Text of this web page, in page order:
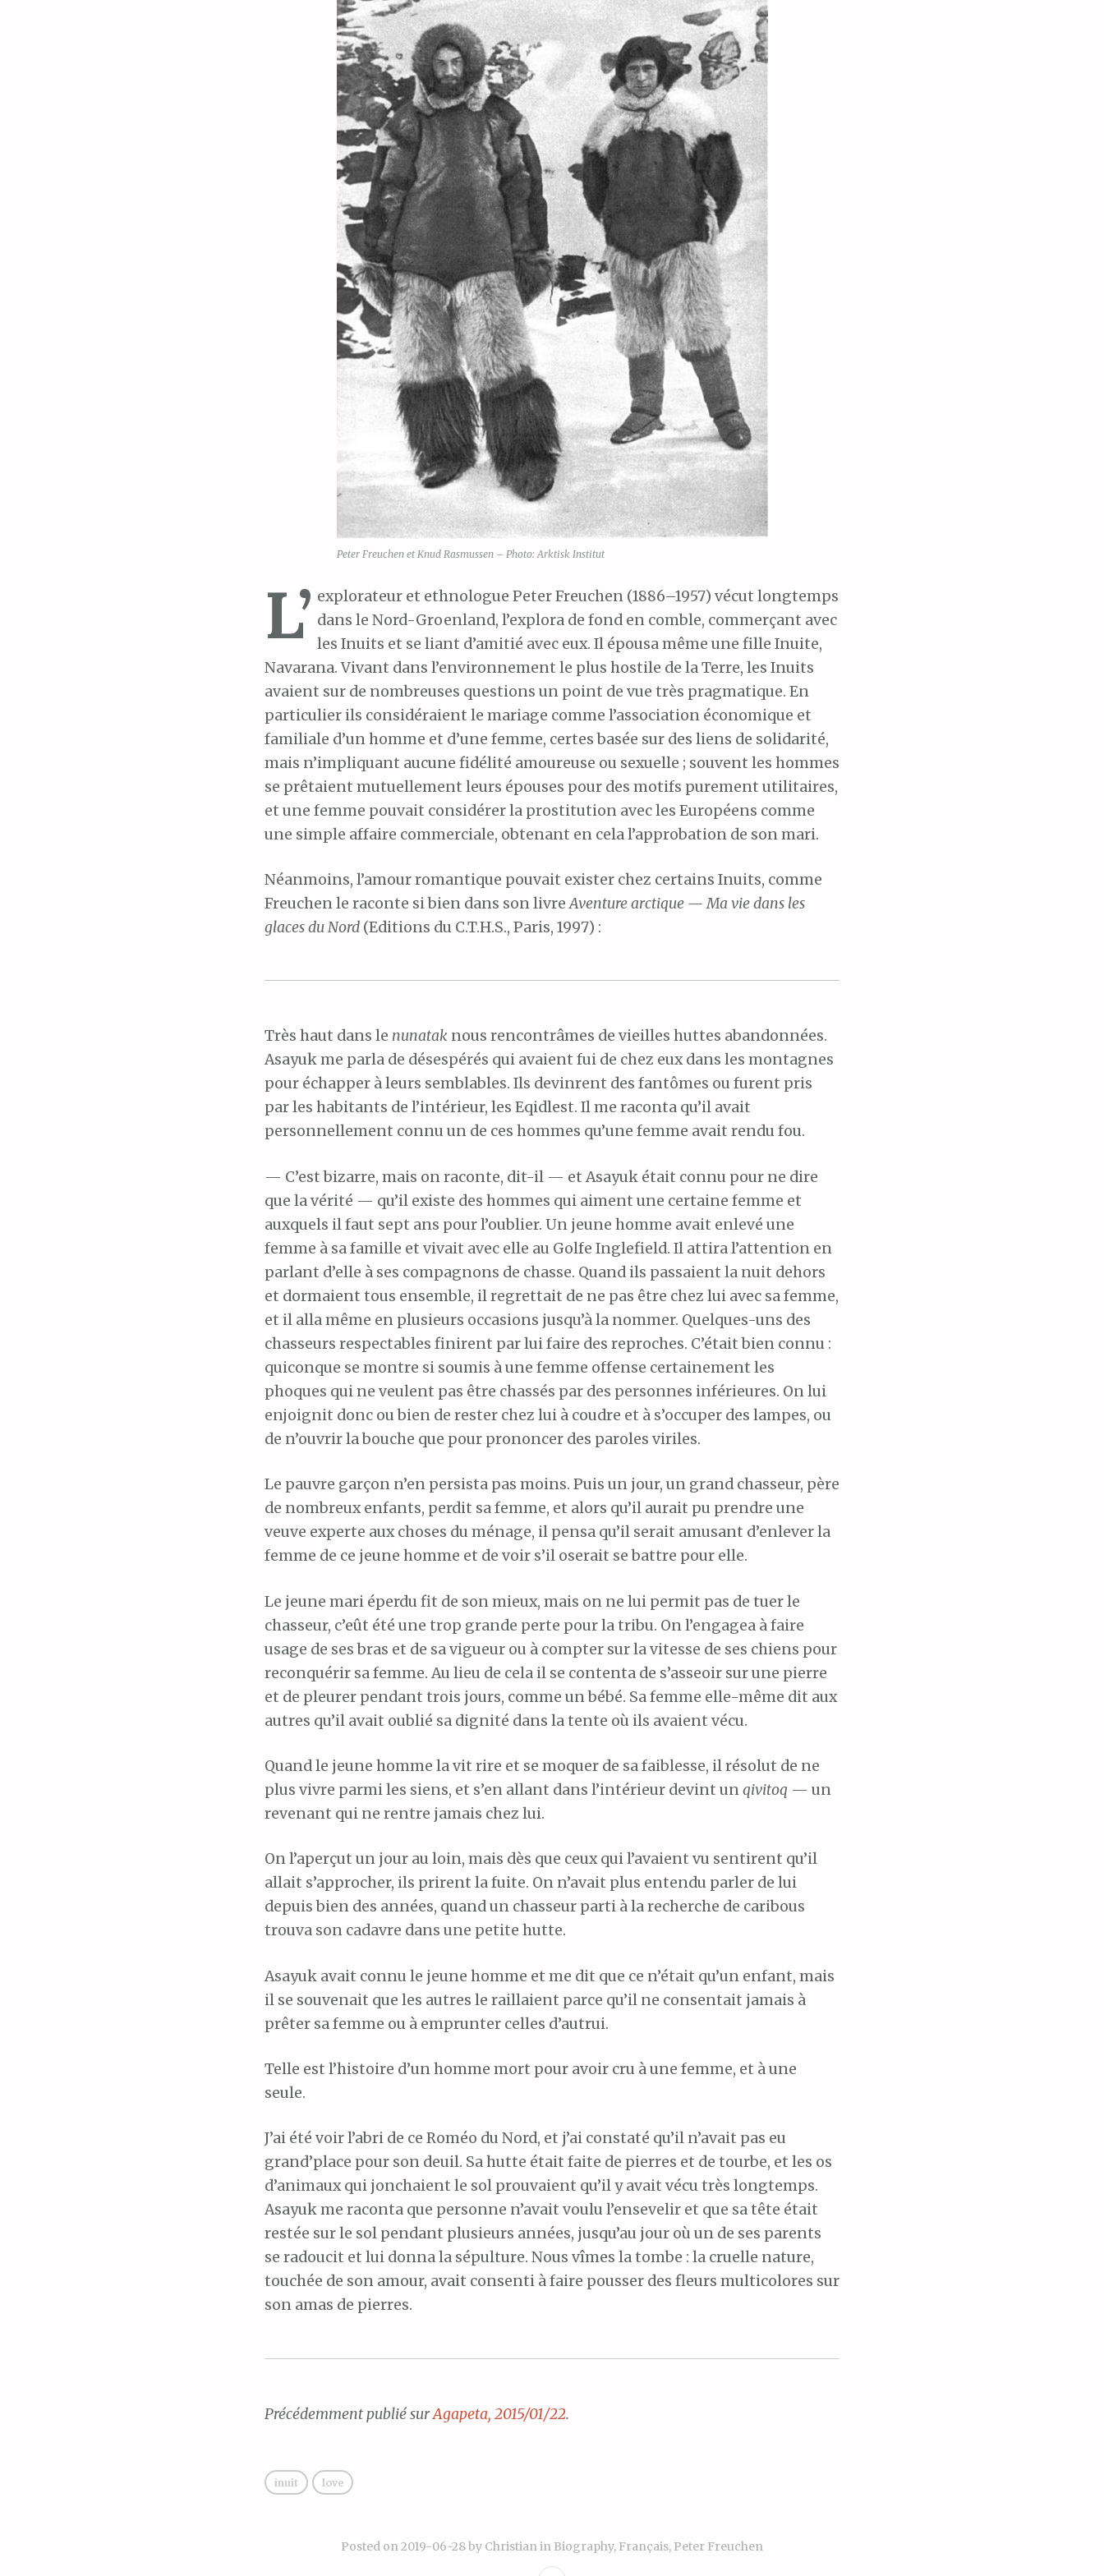
Peter Freuchen et Knud Rasmussen – Photo: Arktisk Institut
L’ explorateur et ethnologue Peter Freuchen (1886–1957) vécut longtemps
dans le Nord-Groenland, l’explora de fond en comble, commerçant avec
les Inuits et se liant d’amitié avec eux. Il épousa même une fille Inuite,
Navarana. Vivant dans l’environnement le plus hostile de la Terre, les Inuits
avaient sur de nombreuses questions un point de vue très pragmatique. En
particulier ils considéraient le mariage comme l’association économique et
familiale d’un homme et d’une femme, certes basée sur des liens de solidarité,
mais n’impliquant aucune fidélité amoureuse ou sexuelle ; souvent les hommes
se prêtaient mutuellement leurs épouses pour des motifs purement utilitaires,
et une femme pouvait considérer la prostitution avec les Européens comme
une simple affaire commerciale, obtenant en cela l’approbation de son mari.
Néanmoins, l’amour romantique pouvait exister chez certains Inuits, comme
Freuchen le raconte si bien dans son livreAventure arctique — Ma vie dans les
glaces du Nord (Editions du C.T.H.S., Paris, 1997) :
Très haut dans le nunatak nous rencontrâmes de vieilles huttes abandonnées.
Asayuk me parla de désespérés qui avaient fui de chez eux dans les montagnes
pour échapper à leurs semblables. Ils devinrent des fantômes ou furent pris
par les habitants de l’intérieur, les Eqidlest. Il me raconta qu’il avait
personnellement connu un de ces hommes qu’une femme avait rendu fou.
— C’est bizarre, mais on raconte, dit-il — et Asayuk était connu pour ne dire
que la vérité — qu’il existe des hommes qui aiment une certaine femme et
auxquels il faut sept ans pour l’oublier. Un jeune homme avait enlevé une
femme à sa famille et vivait avec elle au Golfe Inglefield. Il attira l’attention en
parlant d’elle à ses compagnons de chasse. Quand ils passaient la nuit dehors
et dormaient tous ensemble, il regrettait de ne pas être chez lui avec sa femme,
et il alla même en plusieurs occasions jusqu’à la nommer. Quelques-uns des
chasseurs respectables finirent par lui faire des reproches. C’était bien connu :
quiconque se montre si soumis à une femme offense certainement les
phoques qui ne veulent pas être chassés par des personnes inférieures. On lui
enjoignit donc ou bien de rester chez lui à coudre et à s’occuper des lampes, ou
de n’ouvrir la bouche que pour prononcer des paroles viriles.
Le pauvre garçon n’en persista pas moins. Puis un jour, un grand chasseur, père
de nombreux enfants, perdit sa femme, et alors qu’il aurait pu prendre une
veuve experte aux choses du ménage, il pensa qu’il serait amusant d’enlever la
femme de ce jeune homme et de voir s’il oserait se battre pour elle.
Le jeune mari éperdu fit de son mieux, mais on ne lui permit pas de tuer le
chasseur, c’eût été une trop grande perte pour la tribu. On l’engagea à faire
usage de ses bras et de sa vigueur ou à compter sur la vitesse de ses chiens pour
reconquérir sa femme. Au lieu de cela il se contenta de s’asseoir sur une pierre
et de pleurer pendant trois jours, comme un bébé. Sa femme elle-même dit aux
autres qu’il avait oublié sa dignité dans la tente où ils avaient vécu.
Quand le jeune homme la vit rire et se moquer de sa faiblesse, il résolut de ne
plus vivre parmi les siens, et s’en allant dans l’intérieur devint unqivitoq — un
revenant qui ne rentre jamais chez lui.
On l’aperçut un jour au loin, mais dès que ceux qui l’avaient vu sentirent qu’il
allait s’approcher, ils prirent la fuite. On n’avait plus entendu parler de lui
depuis bien des années, quand un chasseur parti à la recherche de caribous
trouva son cadavre dans une petite hutte.
Asayuk avait connu le jeune homme et me dit que ce n’était qu’un enfant, mais
il se souvenait que les autres le raillaient parce qu’il ne consentait jamais à
prêter sa femme ou à emprunter celles d’autrui.
Telle est l’histoire d’un homme mort pour avoir cru à une femme, et à une
seule.
J’ai été voir l’abri de ce Roméo du Nord, et j’ai constaté qu’il n’avait pas eu
grand’place pour son deuil. Sa hutte était faite de pierres et de tourbe, et les os
d’animaux qui jonchaient le sol prouvaient qu’il y avait vécu très longtemps.
Asayuk me raconta que personne n’avait voulu l’ensevelir et que sa tête était
restée sur le sol pendant plusieurs années, jusqu’au jour où un de ses parents
se radoucit et lui donna la sépulture. Nous vîmes la tombe : la cruelle nature,
touchée de son amour, avait consenti à faire pousser des fleurs multicolores sur
son amas de pierres.
Précédemment publié surAgapeta, 2015/01/22.
inuit love
Posted on2019-06-28by Christianin Biography, Français, Peter Freuchen